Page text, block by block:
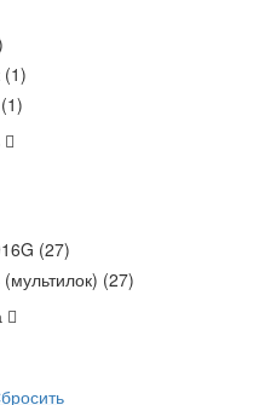
(1)
1)
(27)
(27)